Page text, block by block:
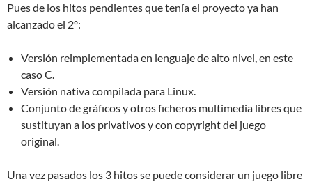
Pues de los hitos pendientes que tenía el proyecto ya han
alcanzado el 2º:
Versión reimplementada en lenguaje de alto nivel, en este
caso C.
Versión nativa compilada para Linux.
Conjunto de gráficos y otros ficheros multimedia libres que
sustituyan a los privativos y con copyright del juego
original.
Una vez pasados los 3 hitos se puede considerar un juego libre